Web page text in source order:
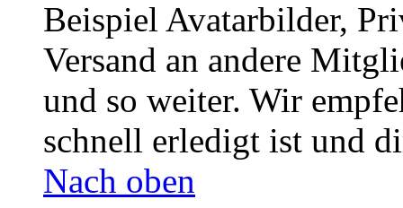
Beispiel Avatarbilder,
Versand an andere
und so weiter. Wir
schnell erledigt ist und
Nach oben